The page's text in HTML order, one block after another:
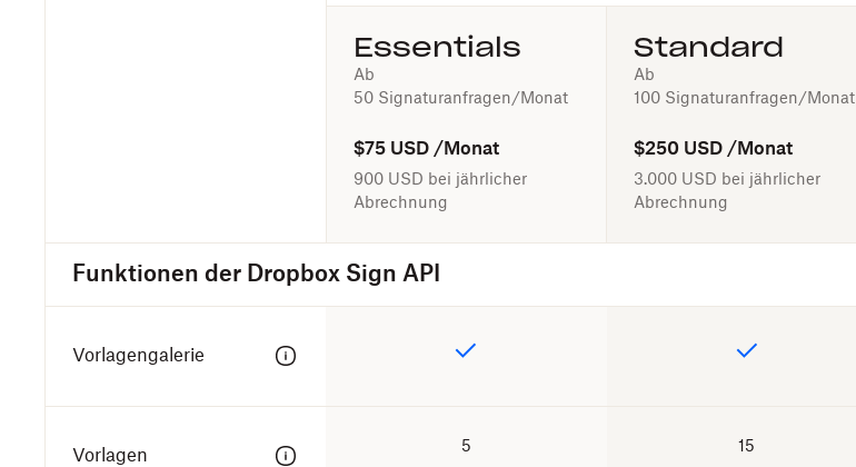
Essentials
Ab
50 Signaturanfragen/Monat
$75 USD/Monat
900 USD bei jährlicher
Abrechnung
Standard
Ab
100 Signaturanfragen/Monat
$250 USD /Monat
3.000 USD bei jährlicher
Abrechnung
Funktionen der Dropbox Sign API
Vorlagengalerie
Vorlagen 5 15